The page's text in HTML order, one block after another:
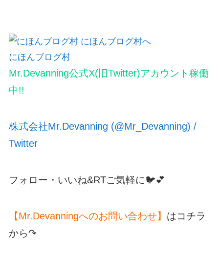
にほんブログ村
Mr.Devanning公式X(旧Twitter)アカウント稼働
中!!
株式会社Mr.Devanning (@Mr_Devanning) /
Twitter
フォロー・いいね&RTご気軽に🐦💕
【Mr.Devanningへのお問い合わせ】 はコチラ
から↷